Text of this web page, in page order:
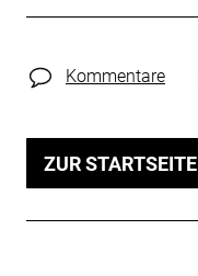
Kommentare
ZUR STARTSEITE